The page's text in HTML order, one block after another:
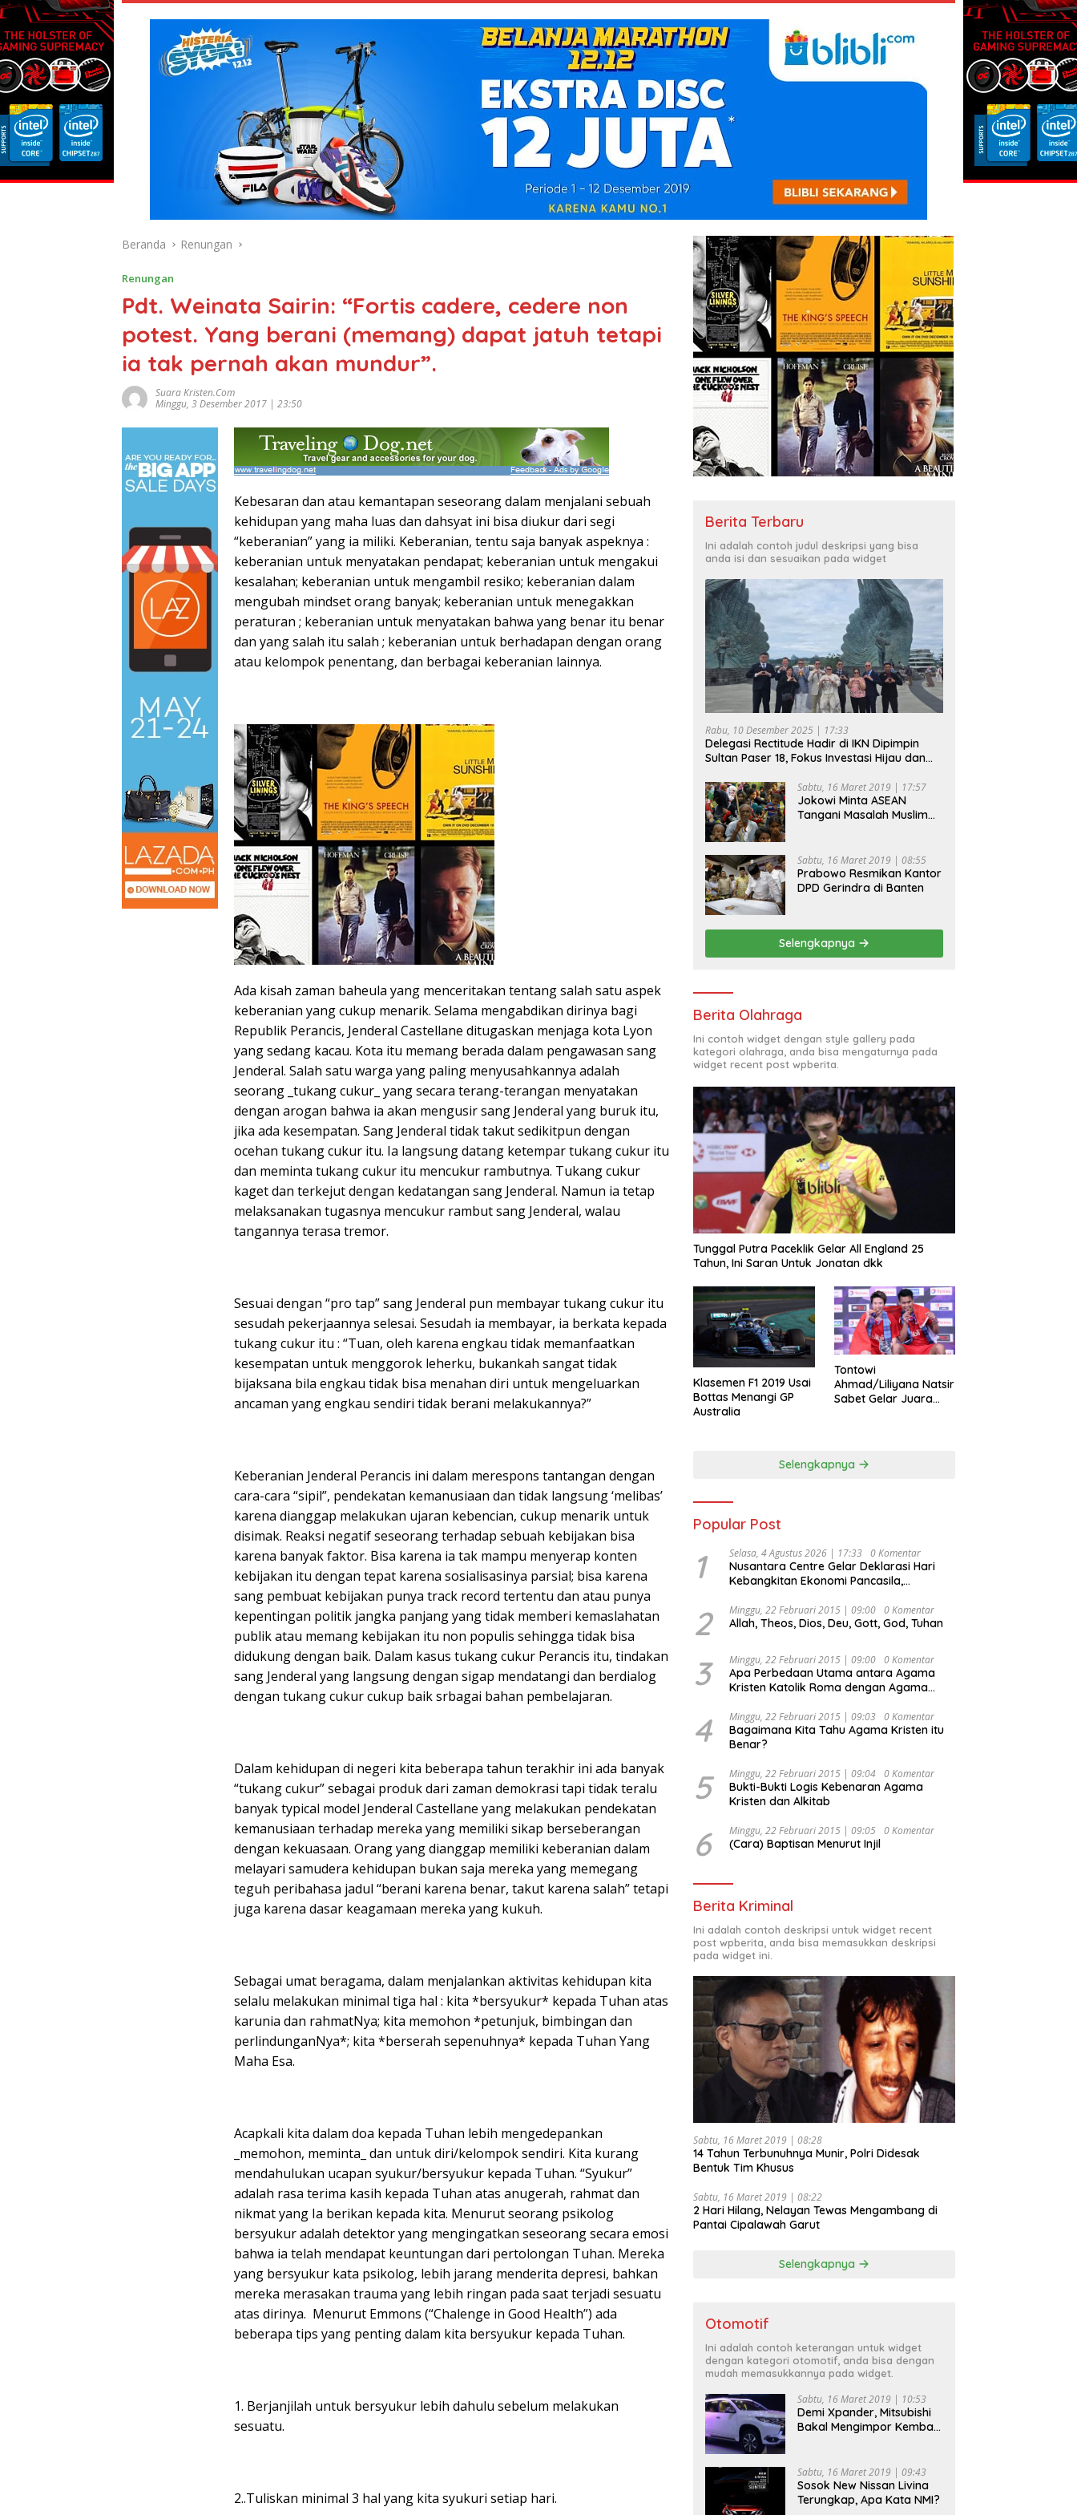
Beranda Renungan
Renungan
Pdt. Weinata Sairin: “Fortis cadere, cedere non
potest. Yang berani (memang) dapat jatuh tetapi
ia tak pernah akan mundur”.
Suara Kristen.com
Minggu, 3 Desember 2017 | 23:50
Kebesaran dan atau kemantapan seseorang dalam menjalani sebuah
kehidupan yang maha luas dan dahsyat ini bisa diukur dari segi
“keberanian” yang ia miliki. Keberanian, tentu saja banyak aspeknya :
keberanian untuk menyatakan pendapat; keberanian untuk mengakui
kesalahan; keberanian untuk mengambil resiko; keberanian dalam
mengubah mindset orang banyak; keberanian untuk menegakkan
peraturan ; keberanian untuk menyatakan bahwa yang benar itu benar
dan yang salah itu salah ; keberanian untuk berhadapan dengan orang
atau kelompok penentang, dan berbagai keberanian lainnya.
Ada kisah zaman baheula yang menceritakan tentang salah satu aspek
keberanian yang cukup menarik. Selama mengabdikan dirinya bagi
Republik Perancis, Jenderal Castellane ditugaskan menjaga kota Lyon
yang sedang kacau. Kota itu memang berada dalam pengawasan sang
Jenderal. Salah satu warga yang paling menyusahkannya adalah
seorang _tukang cukur_ yang secara terang-terangan menyatakan
dengan arogan bahwa ia akan mengusir sang Jenderal yang buruk itu,
jika ada kesempatan. Sang Jenderal tidak takut sedikitpun dengan
ocehan tukang cukur itu. Ia langsung datang ketempar tukang cukur itu
dan meminta tukang cukur itu mencukur rambutnya. Tukang cukur
kaget dan terkejut dengan kedatangan sang Jenderal. Namun ia tetap
melaksanakan tugasnya mencukur rambut sang Jenderal, walau
tangannya terasa tremor.
Sesuai dengan “pro tap” sang Jenderal pun membayar tukang cukur itu
sesudah pekerjaannya selesai. Sesudah ia membayar, ia berkata kepada
tukang cukur itu : “Tuan, oleh karena engkau tidak memanfaatkan
kesempatan untuk menggorok leherku, bukankah sangat tidak
bijaksana bila engkau tidak bisa menahan diri untuk mengeluarkan
ancaman yang engkau sendiri tidak berani melakukannya?”
Keberanian Jenderal Perancis ini dalam merespons tantangan dengan
cara-cara “sipil”, pendekatan kemanusiaan dan tidak langsung ‘melibas’
karena dianggap melakukan ujaran kebencian, cukup menarik untuk
disimak. Reaksi negatif seseorang terhadap sebuah kebijakan bisa
karena banyak faktor. Bisa karena ia tak mampu menyerap konten
kebijakan itu dengan tepat karena sosialisasinya parsial; bisa karena
sang pembuat kebijakan punya track record tertentu dan atau punya
kepentingan politik jangka panjang yang tidak memberi kemaslahatan
publik atau memang kebijakan itu non populis sehingga tidak bisa
didukung dengan baik. Dalam kasus tukang cukur Perancis itu, tindakan
sang Jenderal yang langsung dengan sigap mendatangi dan berdialog
dengan tukang cukur cukup baik srbagai bahan pembelajaran.
Dalam kehidupan di negeri kita beberapa tahun terakhir ini ada banyak
“tukang cukur” sebagai produk dari zaman demokrasi tapi tidak teralu
banyak typical model Jenderal Castellane yang melakukan pendekatan
kemanusiaan terhadap mereka yang memiliki sikap berseberangan
dengan kekuasaan. Orang yang dianggap memiliki keberanian dalam
melayari samudera kehidupan bukan saja mereka yang memegang
teguh peribahasa jadul “berani karena benar, takut karena salah” tetapi
juga karena dasar keagamaan mereka yang kukuh.
Sebagai umat beragama, dalam menjalankan aktivitas kehidupan kita
selalu melakukan minimal tiga hal : kita *bersyukur* kepada Tuhan atas
karunia dan rahmatNya; kita memohon *petunjuk, bimbingan dan
perlindunganNya*; kita *berserah sepenuhnya* kepada Tuhan Yang
Maha Esa.
Acapkali kita dalam doa kepada Tuhan lebih mengedepankan
_memohon, meminta_ dan untuk diri/kelompok sendiri. Kita kurang
mendahulukan ucapan syukur/bersyukur kepada Tuhan. “Syukur”
adalah rasa terima kasih kepada Tuhan atas anugerah, rahmat dan
nikmat yang Ia berikan kepada kita. Menurut seorang psikolog
bersyukur adalah detektor yang mengingatkan seseorang secara emosi
bahwa ia telah mendapat keuntungan dari pertolongan Tuhan. Mereka
yang bersyukur kata psikolog, lebih jarang menderita depresi, bahkan
mereka merasakan trauma yang lebih ringan pada saat terjadi sesuatu
atas dirinya. Menurut Emmons (“Chalenge in Good Health”) ada
beberapa tips yang penting dalam kita bersyukur kepada Tuhan.
1. Berjanjilah untuk bersyukur lebih dahulu sebelum melakukan
sesuatu.
2..Tuliskan minimal 3 hal yang kita syukuri setiap hari.
Berita Terbaru
Ini adalah contoh judul deskripsi yang bisa
anda isi dan sesuaikan pada widget
Rabu, 10 Desember 2025 | 17:33
Delegasi Rectitude Hadir di IKN Dipimpin
Sultan Paser 18, Fokus Investasi Hijau dan
Sabtu, 16 Maret 2019 | 17:57
Jokowi Minta ASEAN
Tangani Masalah Muslim
Sabtu, 16 Maret 2019 | 08:55
Prabowo Resmikan Kantor
DPD Gerindra di Banten
Selengkapnya
Berita Olahraga
Ini contoh widget dengan style gallery pada
kategori olahraga, anda bisa mengaturnya pada
widget recent post wpberita.
Tunggal Putra Paceklik Gelar All England 25
Tahun, Ini Saran Untuk Jonatan dkk
Klasemen F1 2019 Usai
Bottas Menangi GP
Australia
Tontowi
Ahmad/Liliyana Natsir
Sabet Gelar Juara
Selengkapnya
Popular Post
1 Selasa, 4 Agustus 2026 | 17:33 0 Komentar
Nusantara Centre Gelar Deklarasi Hari
Kebangkitan Ekonomi Pancasila,
Djojohadikusumo Anti Penjajahan
(Pergolakan Ekonomi Politik Indonesia) &
Undang Perekonomian Nasional dan
Kesejahteraan Sosial dalam Menata
Bangsa Menuju Indonesia Emas 2045”,
2 Minggu, 22 Februari 2015 | 09:00 0 Komentar
Allah, Theos, Dios, Deu, Gott, God, Tuhan
3 Minggu, 22 Februari 2015 | 09:00 0 Komentar
Apa Perbedaan Utama antara Agama
Kristen Katolik Roma dengan Agama
4 Minggu, 22 Februari 2015 | 09:03 0 Komentar
Bagaimana Kita Tahu Agama Kristen itu
Benar?
5 Minggu, 22 Februari 2015 | 09:04 0 Komentar
Bukti-Bukti Logis Kebenaran Agama
Kristen dan Alkitab
6 Minggu, 22 Februari 2015 | 09:05 0 Komentar
(Cara) Baptisan Menurut Injil
Berita Kriminal
Ini adalah contoh deskripsi untuk widget recent
post wpberita, anda bisa memasukkan deskripsi
pada widget ini.
Sabtu, 16 Maret 2019 | 08:28
14 Tahun Terbunuhnya Munir, Polri Didesak
Bentuk Tim Khusus
Sabtu, 16 Maret 2019 | 08:22
2 Hari Hilang, Nelayan Tewas Mengambang di
Pantai Cipalawah Garut
Selengkapnya
Otomotif
Ini adalah contoh keterangan untuk widget
dengan kategori otomotif, anda bisa dengan
mudah memasukkannya pada widget.
Sabtu, 16 Maret 2019 | 10:53
Demi Xpander, Mitsubishi
Bakal Mengimpor Kembali
Sabtu, 16 Maret 2019 | 09:43
Sosok New Nissan Livina
Terungkap, Apa Kata NMI?